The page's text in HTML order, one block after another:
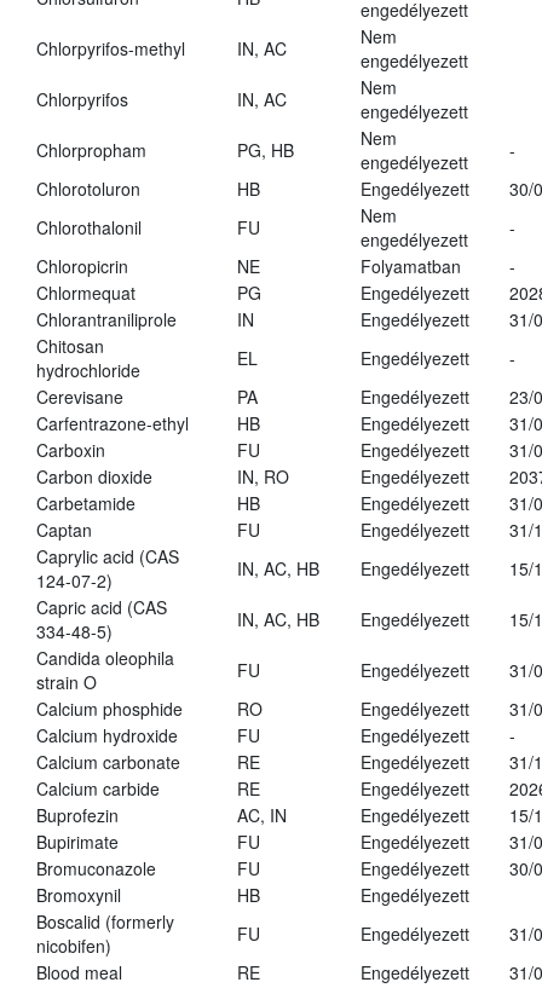
engedélyezett
Chlorpyrifos-methyl
IN, AC
Nem
engedélyezett
Chlorpyrifos
IN, AC
Nem
engedélyezett
Chlorpropham
PG, HB
Nem
engedélyezett
-
Chlorotoluron
HB Engedélyezett
30/
Chlorothalonil
FU
Nem
engedélyezett
-
Chloropicrin
NE Folyamatban
-
Chlormequat
PG Engedélyezett
Chlorantraniliprole
IN Engedélyezett
31/
Chitosan
hydrochloride
EL Engedélyezett
-
Cerevisane
PA Engedélyezett
23/
Carfentrazone-ethyl
HB Engedélyezett
31/
Carboxin
FU Engedélyezett
31/
Carbon dioxide
IN, RO Engedélyezett
Carbetamide
HB Engedélyezett
31/
Captan
FU Engedélyezett
31/
Caprylic acid (CAS
124-07-2)
IN, AC, HB Engedélyezett
15/
Capric acid (CAS
334-48-5)
IN, AC, HB Engedélyezett
15/
Candida oleophila
strain O
FU Engedélyezett
31/
Calcium phosphide
RO Engedélyezett
31/
Calcium hydroxide
FU Engedélyezett
-
Calcium carbonate
RE Engedélyezett
31/
Calcium carbide
RE Engedélyezett
Buprofezin
AC, IN Engedélyezett
15/
Bupirimate
FU Engedélyezett
31/
Bromuconazole
FU Engedélyezett
30/
Bromoxynil
HB
Engedélyezett
Boscalid (formerly
nicobifen)
FU Engedélyezett
31/
Blood meal
RE Engedélyezett
31/